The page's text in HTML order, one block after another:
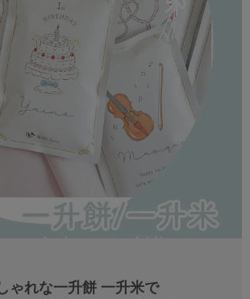
ゃれな一升餅 一升米で